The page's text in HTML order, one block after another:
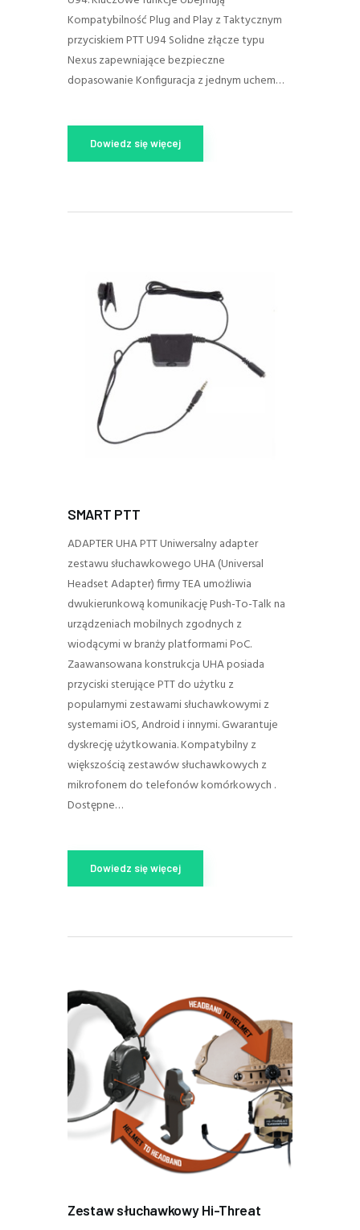
Kompatybilność Plug and Play z Taktycznym
przyciskiem PTT U94 Solidne złącze typu
Nexus zapewniające bezpieczne
dopasowanie Konfiguracja z jednym uchem…
Dowiedz się więcej
SMART PTT
ADAPTER UHA PTT Uniwersalny adapter
zestawu słuchawkowego UHA (Universal
Headset Adapter) firmy TEA umożliwia
dwukierunkową komunikację Push-To-Talk na
urządzeniach mobilnych zgodnych z
wiodącymi w branży platformami PoC.
Zaawansowana konstrukcja UHA posiada
przyciski sterujące PTT do użytku z
popularnymi zestawami słuchawkowymi z
systemami iOS, Android i innymi. Gwarantuje
dyskrecję użytkowania. Kompatybilny z
większością zestawów słuchawkowych z
mikrofonem do telefonów komórkowych .
Dostępne…
Dowiedz się więcej
Zestaw słuchawkowy Hi-Threat